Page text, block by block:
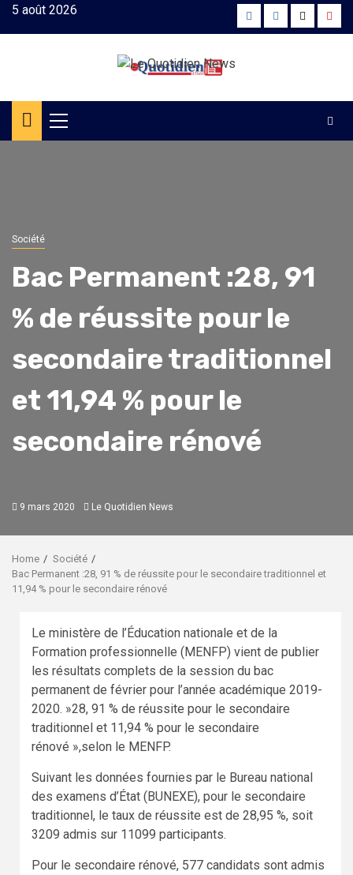
Skip5 août 2026 FacebookInstagram
Twitter
Primary
Menu
Société
Bac Permanent :28, 91
% de réussite pour le
secondaire traditionnel
et 11,94 % pour le
secondaire rénové
9 mars 2020 Le Quotidien News
Home
Société
Bac Permanent :28, 91 % de réussite pour le secondaire traditionnel et
11,94 % pour le secondaire rénové
Le ministère de l’Éducation nationale et de la
Formation professionnelle (MENFP) vient de publier
les résultats complets de la session du bac
permanent de février pour l’année académique 2019-
2020. »28, 91 % de réussite pour le secondaire
traditionnel et 11,94 % pour le secondaire
rénové »,selon le MENFP.
Suivant les données fournies par le Bureau national
des examens d’État (BUNEXE), pour le secondaire
traditionnel, le taux de réussite est de 28,95 %, soit
3209 admis sur 11099 participants.
Pour le secondaire rénové, 577 candidats sont admis